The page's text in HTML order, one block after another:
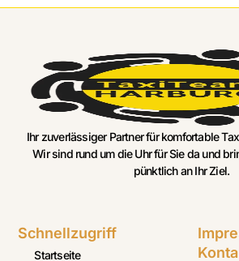
Ihr zuverlässiger Partner für komfortable
Wir sind rund um die Uhr für Sie da und
pünktlich an Ihr Ziel.
Schnellzugriff
Startseite